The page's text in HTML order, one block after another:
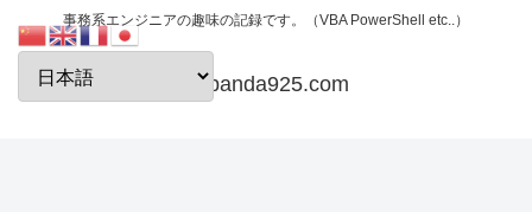
事務系エンジニアの趣味の記録です。（VBA PowerShell etc..）
papanda925.com